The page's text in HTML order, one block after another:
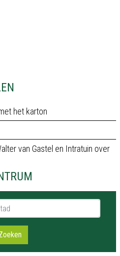
het karton
van Gastel en Intratuin over